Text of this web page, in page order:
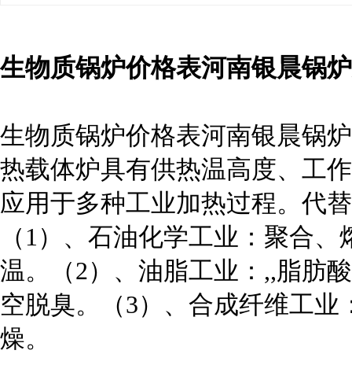
生物质锅炉价格表河南银晨锅
生物质锅炉价格表河南银晨锅
热载体炉具有供热温高度、工
应用于多种工业加热过程。代
（1）、石油化学工业：聚合
温。（2）、油脂工业：,,脂肪
空脱臭。（3）、合成纤维工
燥。